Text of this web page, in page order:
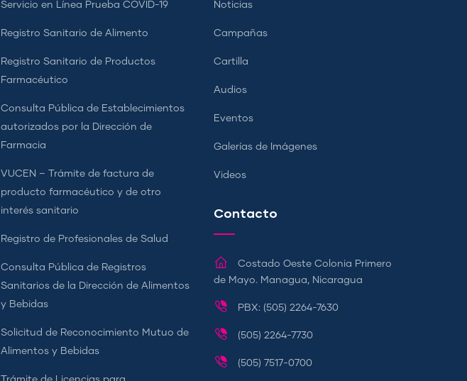
Servicio en Línea Prueba COVID-19
Registro Sanitario de Alimento
Registro Sanitario de Productos
Farmacéutico
Consulta Pública de Establecimientos
autorizados por la Dirección de
Farmacia
VUCEN – Trámite de factura de
producto farmacéutico y de otro
interés sanitario
Registro de Profesionales de Salud
Consulta Pública de Registros
Sanitarios de la Dirección de Alimentos
y Bebidas
Solicitud de Reconocimiento Mutuo de
Alimentos y Bebidas
Noticias
Campañas
Cartilla
Audios
Eventos
Galerías de Imágenes
Videos
Contacto
Costado Oeste Colonia Primero
de Mayo. Managua, Nicaragua
PBX: (505) 2264-7630
(505) 2264-7730
(505) 7517-0700